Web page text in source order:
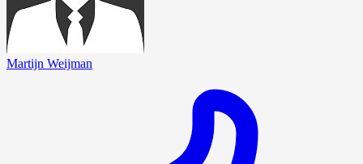
Martijn Weijman